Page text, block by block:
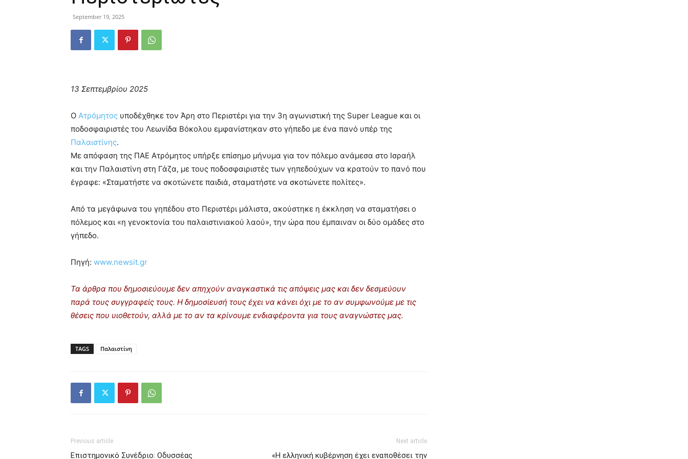
September 19, 2025
13 Σεπτεμβρίου 2025
Ο Ατρόμητος υποδέχθηκε τον Άρη στο Περιστέρι για την 3η αγωνιστική της Super League και οι
ποδοσφαιριστές του Λεωνίδα Βόκολου εμφανίστηκαν στο γήπεδο με ένα πανό υπέρ της
Παλαιστίνης.
Με απόφαση της ΠΑΕ Ατρόμητος υπήρξε επίσημο μήνυμα για τον πόλεμο ανάμεσα στο Ισραήλ
και την Παλαιστίνη στη Γάζα, με τους ποδοσφαιριστές των γηπεδούχων να κρατούν το πανό που
έγραφε: «Σταματήστε να σκοτώνετε παιδιά, σταματήστε να σκοτώνετε πολίτες».
Από τα μεγάφωνα του γηπέδου στο Περιστέρι μάλιστα, ακούστηκε η έκκληση να σταματήσει ο
πόλεμος και «η γενοκτονία του παλαιστινιακού λαού», την ώρα που έμπαιναν οι δύο ομάδες στο
γήπεδο.
Πηγή: www.newsit.gr
Τα άρθρα που δημοσιεύουμε δεν απηχούν αναγκαστικά τις απόψεις μας και δεν δεσμεύουν
παρά τους συγγραφείς τους. Η δημοσίευσή τους έχει να κάνει όχι με το αν συμφωνούμε με τις
θέσεις που υιοθετούν, αλλά με το αν τα κρίνουμε ενδιαφέροντα για τους αναγνώστες μας.
TAGS Παλαιστίνη
Previous article
Επιστημονικό Συνέδριο: Οδυσσέας
Next article
«Η ελληνική κυβέρνηση έχει εναποθέσει την